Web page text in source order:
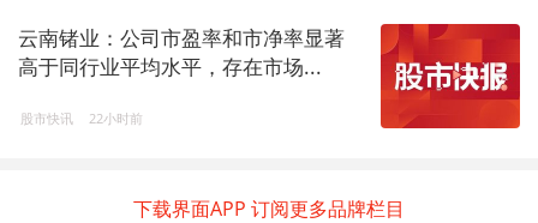
云南锗业：公司市盈率和市净率显著
高于同行业平均水平，存在市场...
股市快讯 22小时前
下载界面APP 订阅更多品牌栏目